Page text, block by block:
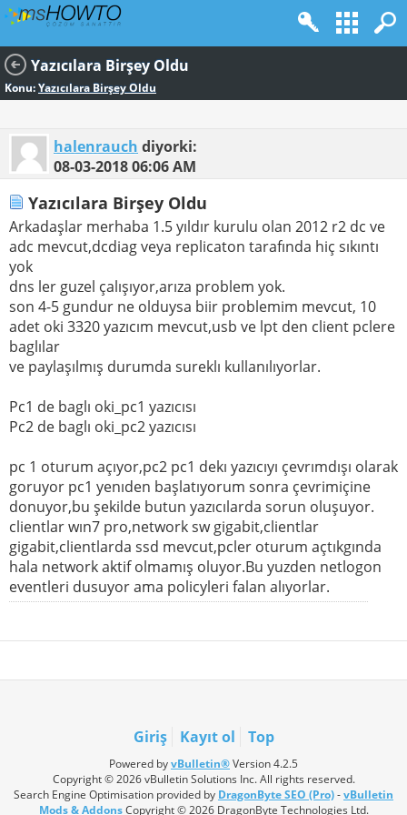
Yazıcılara Birşey Oldu
Konu:Yazıcılara Birşey Oldu
halenrauch diyorki:
08-03-201806:06 AM
Yazıcılara Birşey Oldu
Arkadaşlar merhaba 1.5 yıldır kurulu olan 2012 r2 dc ve
adc mevcut,dcdiag veya replicaton tarafında hiç sıkıntı
yok
dns ler guzel çalışıyor,arıza problem yok.
son 4-5 gundur ne olduysa biir problemim mevcut, 10
adet oki 3320 yazıcım mevcut,usb ve lpt den client pclere
baglılar
ve paylaşılmış durumda sureklı kullanılıyorlar.
Pc1 de baglı oki_pc1 yazıcısı
Pc2 de baglı oki_pc2 yazıcısı
pc 1 oturum açıyor,pc2 pc1 dekı yazıcıyı çevrımdışı olarak
goruyor pc1 yenıden başlatıyorum sonra çevrimiçine
donuyor,bu şekilde butun yazıcılarda sorun oluşuyor.
clientlar wın7 pro,network sw gigabit,clientlar
gigabit,clientlarda ssd mevcut,pcler oturum açtıkgında
hala network aktif olmamış oluyor.Bu yuzden netlogon
eventleri dusuyor ama policyleri falan alıyorlar.
Giriş Kayıt ol Top
Powered byvBulletin®Version 4.2.5
Copyright © 2026 vBulletin Solutions Inc. All rights reserved.
Search Engine Optimisation provided by DragonByte SEO (Pro)-vBulletin
Mods & AddonsCopyright © 2026 DragonByte Technologies Ltd.